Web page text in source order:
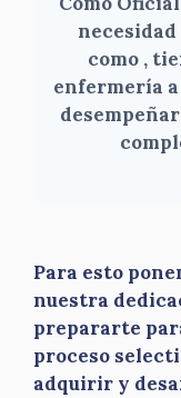
necesidad
como ,
enfermería
Para esto
nuestra
prepararte
proceso
adquirir y